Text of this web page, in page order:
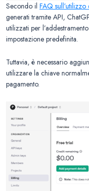
Secondo il FAQ
generati tramite API,
utilizzati per
impostazione predefinita.
Tuttavia, è necessario
utilizzare la chiave
pagamento.